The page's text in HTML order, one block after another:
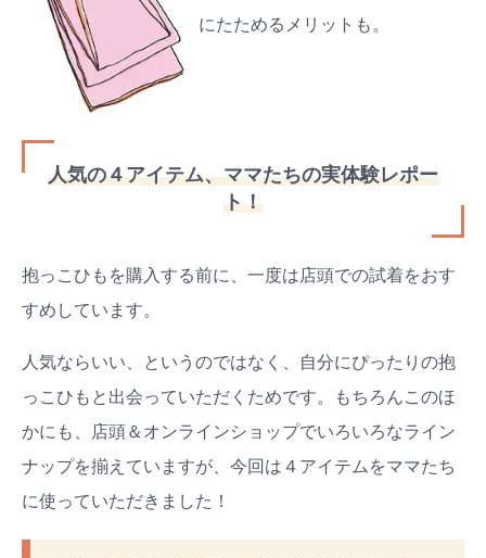
にたためるメリットも。
人気の４アイテム、ママたちの実体験レポー
ト！
抱っこひもを購入する前に、一度は店頭での試着をおす
すめしています。
人気ならいい、というのではなく、自分にぴったりの抱
っこひもと出会っていただくためです。もちろんこのほ
かにも、店頭＆オンラインショップでいろいろなライン
ナップを揃えていますが、今回は４アイテムをママたち
に使っていただきました！